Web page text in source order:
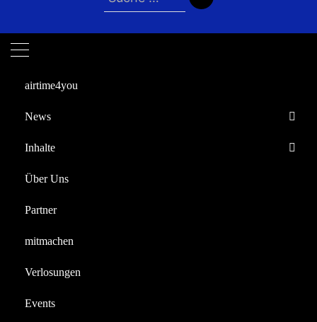
nach:
airtime4you
News
Europa-Park
Inhalte
Reportagen
Über Uns
Partner
mitmachen
Verlosungen
Events
Startseite
Eurosat Costiality
im Europa-Park
APRIL 19, 2024